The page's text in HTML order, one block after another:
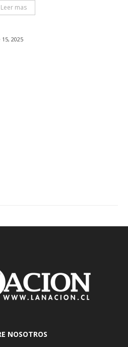
Leer mas
2025
NOSOTROS